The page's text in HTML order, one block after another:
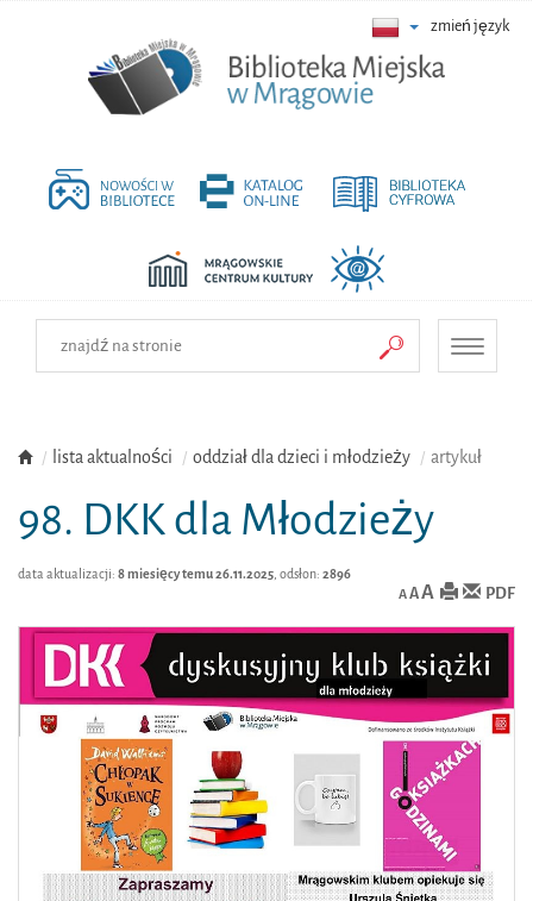
zmień język
Toggle
lista aktualności oddział dla dzieci i młodzieży artykuł
98. DKK dla Młodzieży
data aktualizacji: 8 miesięcy temu 26.11.2025 , odsłon: 2896
AAA PDF